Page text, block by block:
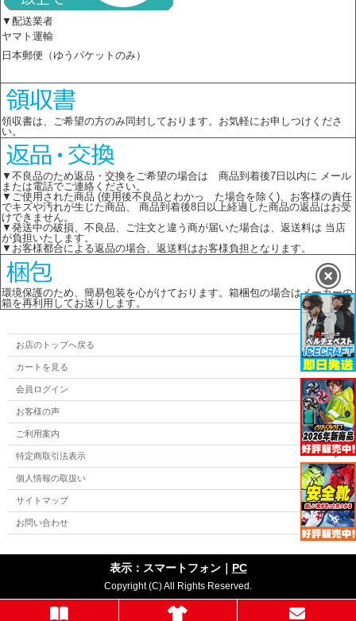
▼配送業者
ヤマト運輸
日本郵便（ゆうパケットのみ）
領収書は、ご希望の方のみ同封しております。お気軽にお申しつけくださ
い。
▼不良品のため返品・交換をご希望の場合は 商品到着後7日以内に メール
または電話でご連絡ください。
▼ご使用された商品 (使用後不良品とわかっ た場合を除く)、お客様の責任
でキズや汚れが生じた商品、 商品到着後8日以上経過した商品の返品はお受
けできません。
▼発送中の破損、不良品、ご注文と違う商が届いた場合は、返送料は 当店
が負担いたします。
▼お客様都合による返品の場合、返送料はお客様負担となります。
環境保護のため、簡易包装を心がけております。箱梱包の場合はメーカーの
箱を再利用してお送りします。
お店のトップへ戻る
カートを見る
会員ログイン
お客様の声
ご利用案内
特定商取引法表示
個人情報の取扱い
サイトマップ
お問い合わせ
表示：スマートフォン｜ PC
Copyright (C) All Rights Reserved.